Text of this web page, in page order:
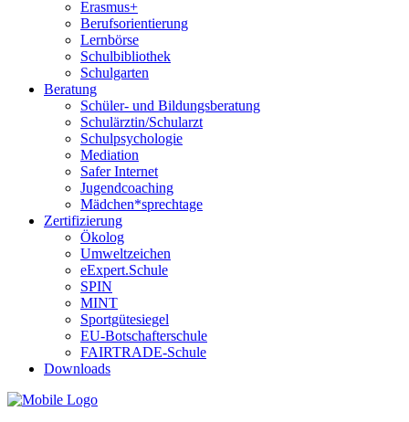
Erasmus+
Berufsorientierung
Lernbörse
Schulbibliothek
Schulgarten
Beratung
Schüler- und Bildungsberatung
Schulärztin/Schularzt
Schulpsychologie
Mediation
Safer Internet
Jugendcoaching
Mädchen*sprechtage
Zertifizierung
Ökolog
Umweltzeichen
eExpert.Schule
SPIN
MINT
Sportgütesiegel
EU-Botschafterschule
FAIRTRADE-Schule
Downloads